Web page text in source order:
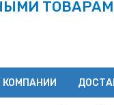
КОМПАНИИ